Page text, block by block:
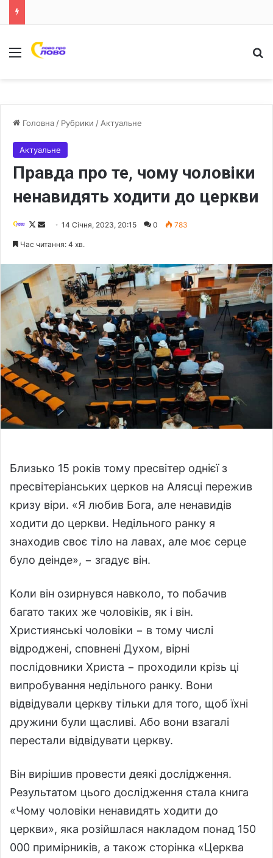
Меню
Головна / Рубрики / Актуальне
Актуальне
Правда про те, чому чоловіки
ненавидять ходити до церкви
F
l
o
w
o
n
X
d
a
n
e
m
a
i
l
14 Січня, 2023, 20:15 0 783
Час читання: 4 хв.
Близько 15 років тому пресвітер однієї з
пресвітеріанських церков на Алясці пережив
кризу віри. «Я любив Бога, але ненавидів
ходити до церкви. Недільного ранку я
знаходив своє тіло на лавах, але моє серце
було деінде», − згадує він.
Коли він озирнувся навколо, то побачив
багато таких же чоловіків, як і він.
Християнські чоловіки − в тому числі
відроджені, сповнені Духом, вірні
послідовники Христа − проходили крізь ці
випробування недільного ранку. Вони
відвідували церкву тільки для того, щоб їхні
дружини були щасливі. Або вони взагалі
перестали відвідувати церкву.
Він вирішив провести деякі дослідження.
Результатом цього дослідження стала книга
«Чому чоловіки ненавидять ходити до
церкви», яка розійшлася накладом понад 150
000 примірників, а також сторінка «Церква